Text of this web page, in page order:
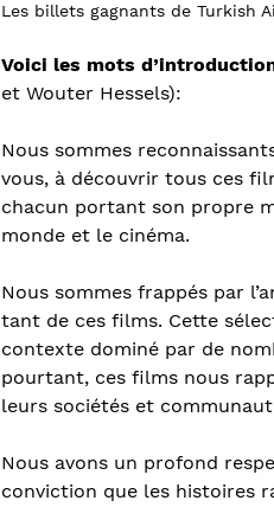
Les billets gagnants de Turkish
Voici les mots
et Wouter Hessels):
Nous sommes
vous, à découvrir tous ces
chacun portant son propre
monde et le cinéma.
Nous sommes frappés par
tant de ces films. Cette
contexte dominé par de
pourtant, ces films nous
leurs sociétés et
Nous avons un profond
conviction que les histoires